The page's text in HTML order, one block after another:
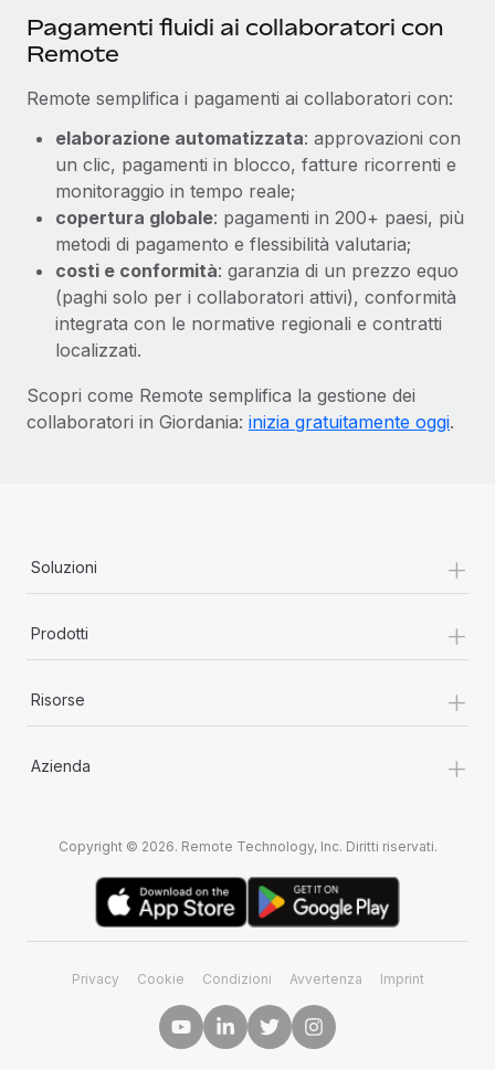
Pagamenti fluidi ai collaboratori con
Remote
Remote semplifica i pagamenti ai collaboratori con:
elaborazione automatizzata: approvazioni con
un clic, pagamenti in blocco, fatture ricorrenti e
monitoraggio in tempo reale;
copertura globale: pagamenti in 200+ paesi, più
metodi di pagamento e flessibilità valutaria;
costi e conformità: garanzia di un prezzo equo
(paghi solo per i collaboratori attivi), conformità
integrata con le normative regionali e contratti
localizzati.
Scopri come Remote semplifica la gestione dei
collaboratori in Giordania: inizia gratuitamente oggi.
Soluzioni +
Prodotti +
Risorse +
Azienda +
Copyright © 2026. Remote Technology, Inc. Diritti riservati.
Privacy Cookie Condizioni Avvertenza Imprint